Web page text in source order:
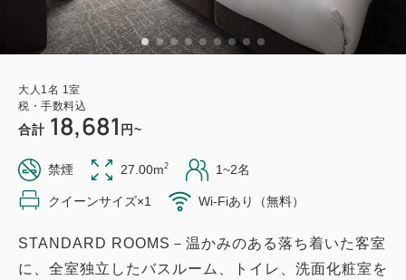
大人 1名 1室
税・手数料込
合計 18,681 円~
禁煙 27.00m2 1~2名
クイーンサイズ×1 Wi-Fiあり（無料）
STANDARD ROOMS－温かみのある落ち着いた客室
に、全室独立したバスルーム、トイレ、洗面化粧室を